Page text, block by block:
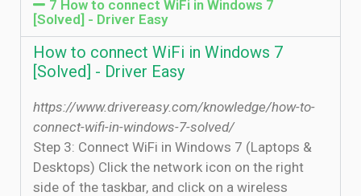
7 How to connect WiFi in Windows 7
[Solved] - Driver Easy
How to connect WiFi in Windows 7
[Solved] - Driver Easy
https://www.drivereasy.com/knowledge/how-to-
connect-wifi-in-windows-7-solved/
Step 3: Connect WiFi in Windows 7 (Laptops &
Desktops) Click the network icon on the right
side of the taskbar, and click on a wireless